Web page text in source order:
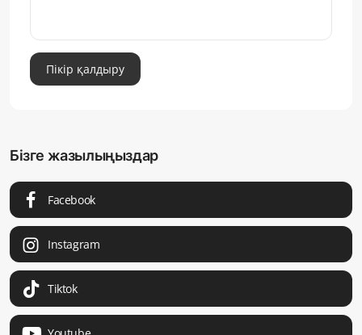
Пікір қалдыру
Бізге жазылыңыздар
Facebook
Instagram
Tiktok